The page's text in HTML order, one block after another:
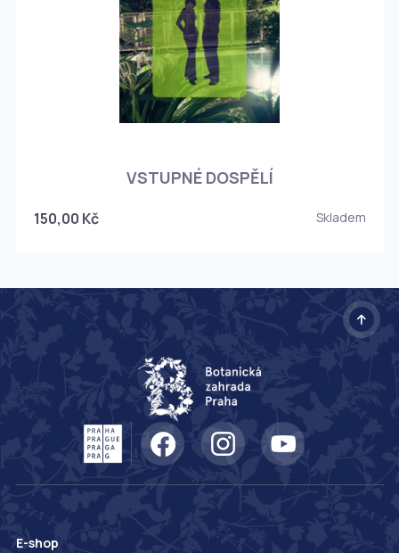
VSTUPNÉ DOSPĚLÍ
150,00 Kč Skladem
E-shop